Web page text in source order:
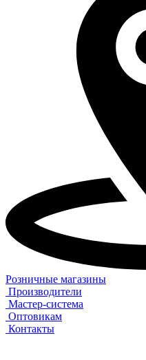
Розничные магазины
Производители
Мастер-система
Оптовикам
Контакты